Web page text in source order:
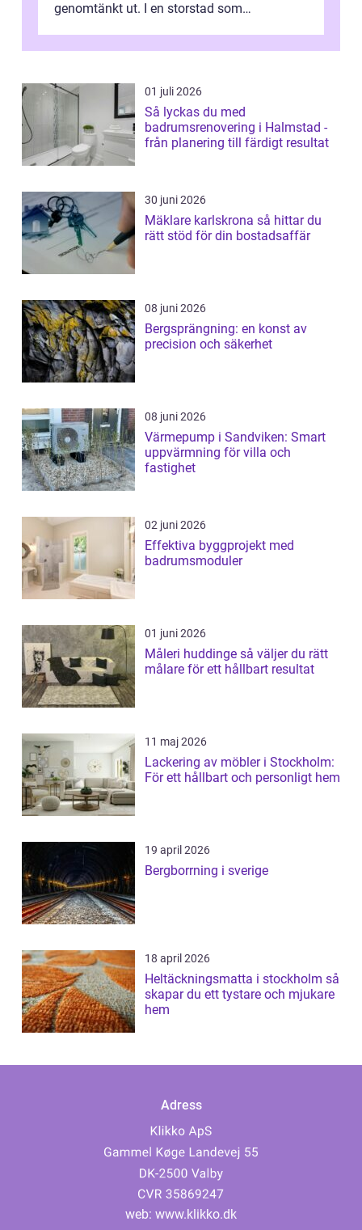
genomtänkt ut. I en storstad som
granna...
01 juli 2026
Så lyckas du med
badrumsrenovering i Halmstad -
från planering till färdigt resultat
30 juni 2026
Mäklare karlskrona så hittar du
rätt stöd för din bostadsaffär
08 juni 2026
Bergsprängning: en konst av
precision och säkerhet
08 juni 2026
Värmepump i Sandviken: Smart
uppvärmning för villa och
fastighet
02 juni 2026
Effektiva byggprojekt med
badrumsmoduler
01 juni 2026
Måleri huddinge så väljer du rätt
målare för ett hållbart resultat
11 maj 2026
Lackering av möbler i Stockholm:
För ett hållbart och personligt hem
19 april 2026
Bergborrning i sverige
18 april 2026
Heltäckningsmatta i stockholm så
skapar du ett tystare och mjukare
hem
Adress
web: www.klikko.dk